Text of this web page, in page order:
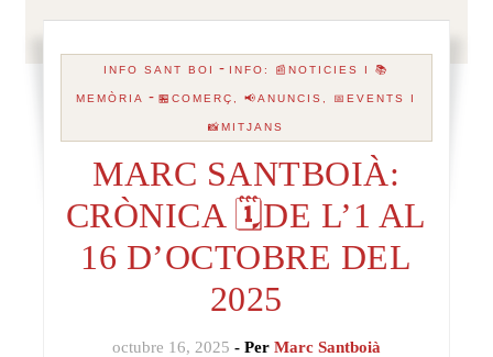
INFO SANT BOI - INFO: 📰NOTICIES I 📚
MEMÒRIA -🏪COMERÇ, 📢ANUNCIS, 📅EVENTS I
📸MITJANS
MARC SANTBOIÀ:
CRÒNICA 🗓️DE L’1 AL
16 D’OCTOBRE DEL
2025
octubre 16, 2025 - Per Marc Santboià